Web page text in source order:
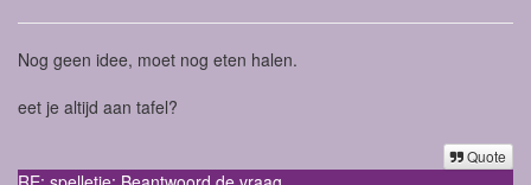
Nog geen idee, moet nog eten halen.
eet je altijd aan tafel?
Quote